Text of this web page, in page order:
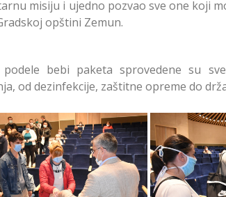
misiju i ujedno pozvao sve one koji
opštini Zemun.
bebi paketa sprovedene su
od dezinfekcije, zaštitne opreme do
Bebi Paketa u Zemunu Podela